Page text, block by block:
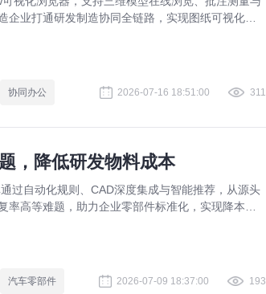
企业打通研发制造协同全链路，实现图纸可视化协
协同办公 2026-07-16 18:51:00 311
，降低研发物料成本
过自动化规则、CAD深度集成与智能推荐，从源头
率高等难题，助力企业零部件标准化，实现降本增
汽车零部件 2026-07-09 18:37:00 193